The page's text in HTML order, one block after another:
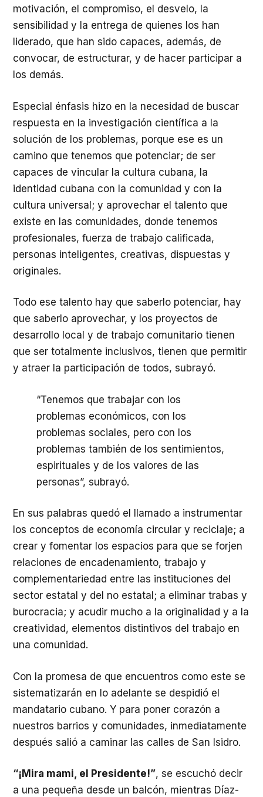
motivación, el compromiso, el desvelo, la
sensibilidad y la entrega de quienes los han
liderado, que han sido capaces, además, de
convocar, de estructurar, y de hacer participar a
los demás.
Especial énfasis hizo en la necesidad de buscar
respuesta en la investigación científica a la
solución de los problemas, porque ese es un
camino que tenemos que potenciar; de ser
capaces de vincular la cultura cubana, la
identidad cubana con la comunidad y con la
cultura universal; y aprovechar el talento que
existe en las comunidades, donde tenemos
profesionales, fuerza de trabajo calificada,
personas inteligentes, creativas, dispuestas y
originales.
Todo ese talento hay que saberlo potenciar, hay
que saberlo aprovechar, y los proyectos de
desarrollo local y de trabajo comunitario tienen
que ser totalmente inclusivos, tienen que permitir
y atraer la participación de todos, subrayó.
“Tenemos que trabajar con los
problemas económicos, con los
problemas sociales, pero con los
problemas también de los sentimientos,
espirituales y de los valores de las
personas”, subrayó.
En sus palabras quedó el llamado a instrumentar
los conceptos de economía circular y reciclaje; a
crear y fomentar los espacios para que se forjen
relaciones de encadenamiento, trabajo y
complementariedad entre las instituciones del
sector estatal y del no estatal; a eliminar trabas y
burocracia; y acudir mucho a la originalidad y a la
creatividad, elementos distintivos del trabajo en
una comunidad.
Con la promesa de que encuentros como este se
sistematizarán en lo adelante se despidió el
mandatario cubano. Y para poner corazón a
nuestros barrios y comunidades, inmediatamente
después salió a caminar las calles de San Isidro.
“¡Mira mami, el Presidente!”, se escuchó decir
a una pequeña desde un balcón, mientras Díaz-